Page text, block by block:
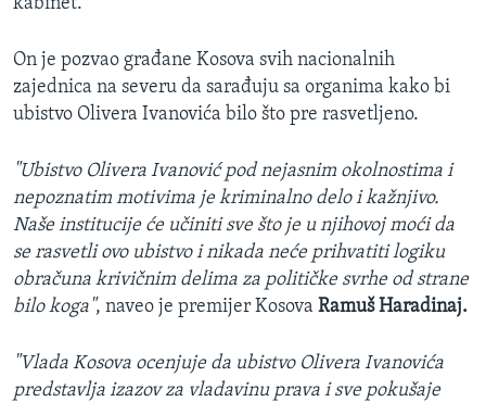
On je pozvao građane Kosova svih nacionalnih
zajednica na severu da sarađuju sa organima kako bi
ubistvo Olivera Ivanovića bilo što pre rasvetljeno.
"Ubistvo Olivera Ivanović pod nejasnim okolnostima i
nepoznatim motivima je kriminalno delo i kažnjivo.
Naše institucije će učiniti sve što je u njihovoj moći da
se rasvetli ovo ubistvo i nikada neće prihvatiti logiku
obračuna krivičnim delima za političke svrhe od strane
bilo koga", naveo je premijer Kosova Ramuš Haradinaj.
"Vlada Kosova ocenjuje da ubistvo Olivera Ivanovića
predstavlja izazov za vladavinu prava i sve pokušaje